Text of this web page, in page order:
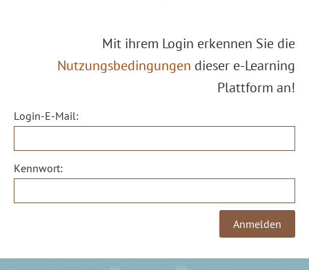
Mit ihrem Login erkennen Sie die
Nutzungsbedingungen dieser e-Learning
Plattform an!
Login-E-Mail:
Kennwort: